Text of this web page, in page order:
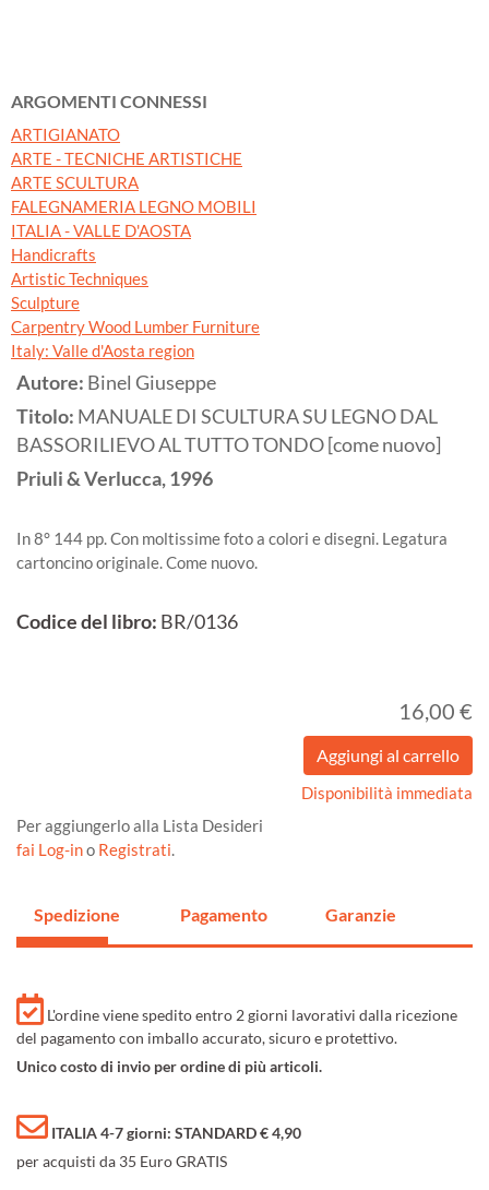
ARGOMENTI CONNESSI
ARTIGIANATO
ARTE - TECNICHE ARTISTICHE
ARTE SCULTURA
FALEGNAMERIA LEGNO MOBILI
ITALIA - VALLE D'AOSTA
Handicrafts
Artistic Techniques
Sculpture
Carpentry Wood Lumber Furniture
Italy: Valle d'Aosta region
Autore: Binel Giuseppe
Titolo: MANUALE DI SCULTURA SU LEGNO DAL
BASSORILIEVO AL TUTTO TONDO [come nuovo]
Priuli & Verlucca,1996
In 8° 144 pp. Con moltissime foto a colori e disegni. Legatura
cartoncino originale. Come nuovo.
Codice del libro: BR/0136
16,00 €
Disponibilità immediata
Per aggiungerlo alla Lista Desideri
fai Log-ino Registrati.
Spedizione Pagamento Garanzie
L'ordine viene spedito entro 2 giorni lavorativi dalla ricezione
del pagamento con imballo accurato, sicuro e protettivo.
Unico costo di invio per ordine di più articoli.
ITALIA 4-7 giorni: STANDARD € 4,90
per acquisti da 35 Euro GRATIS